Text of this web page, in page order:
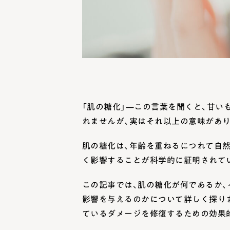
「肌の糖化」—この言葉を聞くと、甘
れませんが、実はそれ以上の意味があ
肌の糖化は、年齢を重ねるにつれて自
く影響することが科学的に証明されて
この記事では、肌の糖化が何であるか
影響を与えるのかについて詳しく探り
ているダメージを修復するための効